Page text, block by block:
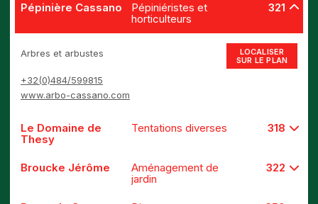
Pépinière Cassano
Pépiniéristes et
horticulteurs
321
Arbres et arbustes
+32(0)484/599815
www.arbo-cassano.com
LOCALISER
SUR LE PLAN
Le Domaine de
Thesy
Tentations diverses 318
Broucke Jérôme
Aménagement de
jardin
322